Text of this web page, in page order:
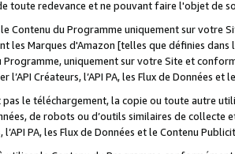
toute redevance et ne pouvant faire l'objet de
Contenu du Programme uniquement sur votre
les Marques d'Amazon [telles que définies dans
Programme, uniquement sur votre Site et
l’API Créateurs, l’API PA, les Flux de Données
le téléchargement, la copie ou toute autre
de robots ou d’outils similaires de
l’API PA, les Flux de Données et le Contenu